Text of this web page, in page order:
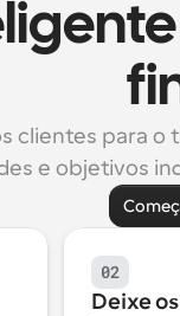
clientes para o
e objetivos
02
Deixe